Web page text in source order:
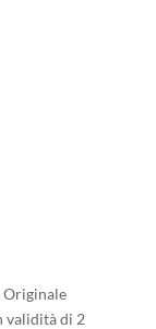
Originale
validità di 2